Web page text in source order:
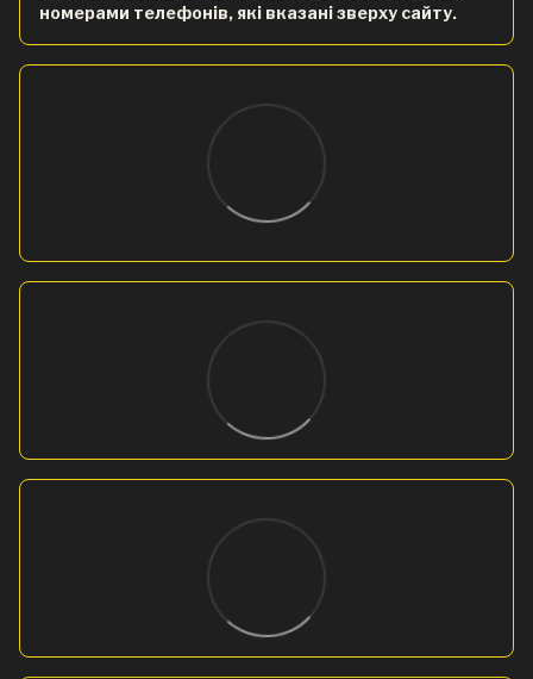
номерами телефонів, які вказані зверху сайту.